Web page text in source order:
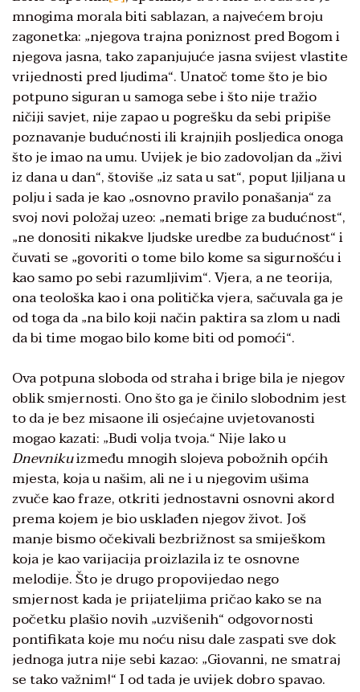
mnogima morala biti sablazan, a najvećem broju
zagonetka: „njegova trajna poniznost pred Bogom i
njegova jasna, tako zapanjujuće jasna svijest vlastite
vrijednosti pred ljudima“. Unatoč tome što je bio
potpuno siguran u samoga sebe i što nije tražio
ničiji savjet, nije zapao u pogrešku da sebi pripiše
poznavanje budućnosti ili krajnjih posljedica onoga
što je imao na umu. Uvijek je bio zadovoljan da „živi
iz dana u dan“, štoviše „iz sata u sat“, poput ljiljana u
polju i sada je kao „osnovno pravilo ponašanja“ za
svoj novi položaj uzeo: „nemati brige za budućnost“,
„ne donositi nikakve ljudske uredbe za budućnost“ i
čuvati se „govoriti o tome bilo kome sa sigurnošću i
kao samo po sebi razumljivim“. Vjera, a ne teorija,
ona teološka kao i ona politička vjera, sačuvala ga je
od toga da „na bilo koji način paktira sa zlom u nadi
da bi time mogao bilo kome biti od pomoći“.
Ova potpuna sloboda od straha i brige bila je njegov
oblik smjernosti. Ono što ga je činilo slobodnim jest
to da je bez misaone ili osjećajne uvjetovanosti
mogao kazati: „Budi volja tvoja.“ Nije lako u
Dnevnikuizmeđu mnogih slojeva pobožnih općih
mjesta, koja u našim, ali ne i u njegovim ušima
zvuče kao fraze, otkriti jednostavni osnovni akord
prema kojem je bio usklađen njegov život. Još
manje bismo očekivali bezbrižnost sa smiješkom
koja je kao varijacija proizlazila iz te osnovne
melodije. Što je drugo propovijedao nego
smjernost kada je prijateljima pričao kako se na
početku plašio novih „uzvišenih“ odgovornosti
pontifikata koje mu noću nisu dale zaspati sve dok
jednoga jutra nije sebi kazao: „Giovanni, ne smatraj
se tako važnim!“ I od tada je uvijek dobro spavao.